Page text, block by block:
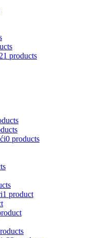
21 products
0 products
1 product